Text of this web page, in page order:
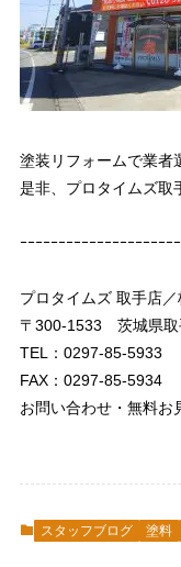
塗装リフォームで業者
是非、プロタイムズ取
ｰｰｰｰｰｰｰｰｰｰｰｰｰｰｰｰｰｰｰｰ
プロタイムズ 取手店
〒300-1533 茨城県取
TEL：0297-85-5933
FAX：0297-85-5934
お問い合わせ・無料お
スタッフブログ 塗料